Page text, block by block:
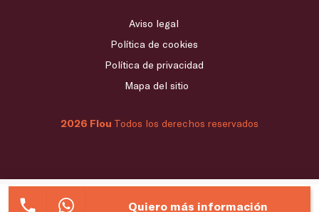
2026 Flou Todos los derechos reservados
Aviso legal
Política de cookies
Política de privacidad
Mapa del sitio
Quiero más información